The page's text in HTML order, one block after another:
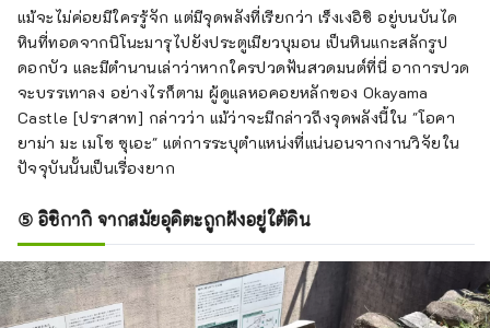
แม้จะไม่ค่อยมีใครรู้จัก แต่มีจุดพลังที่เรียกว่า เร็งเงอิชิ อยู่บนบันได
หินที่ทอดจากนิโนะมารุไปยังประตูเมียวบุมอน เป็นหินแกะสลักรูป
ดอกบัว และมีตำนานเล่าว่าหากใครปวดฟันสวดมนต์ที่นี่ อาการปวด
จะบรรเทาลง อย่างไรก็ตาม ผู้ดูแลหอคอยหลักของ Okayama
Castle [ปราสาท] กล่าวว่า แม้ว่าจะมีกล่าวถึงจุดพลังนี้ใน "โอคา
ยาม่า มะ เมโช ซุเอะ" แต่การระบุตำแหน่งที่แน่นอนจากงานวิจัยใน
ปัจจุบันนั้นเป็นเรื่องยาก
⑤ อิชิกากิ จากสมัยอุคิตะถูกฝังอยู่ใต้ดิน